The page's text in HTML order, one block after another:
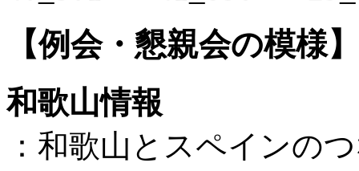
【例会・懇親会の模様】
和歌山情報
：和歌山とスペインの